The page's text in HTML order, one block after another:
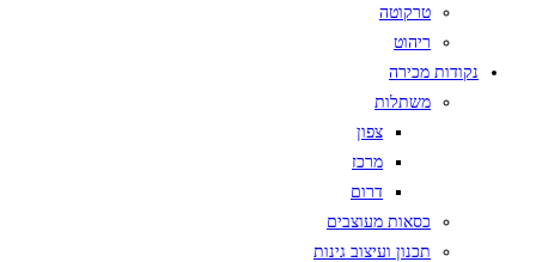
טרקוטה
ריהוט
נקודות מכירה
משתלות
צפון
מרכז
דרום
כסאות מעוצבים
תכנון ועיצוב גינות